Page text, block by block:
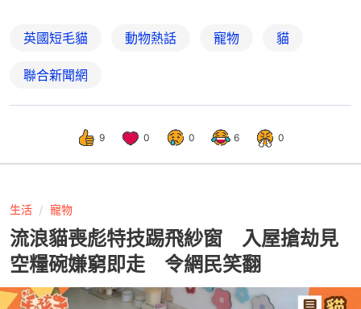
英國短毛貓 動物熱話 寵物 貓
聯合新聞網
9 0 0 6 0
生活 寵物
流浪貓喪彪特技踢飛紗窗 入屋搶劫見
空糧碗嫌窮即走 令網民笑翻